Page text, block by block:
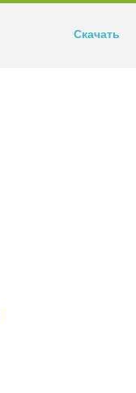
Скачать